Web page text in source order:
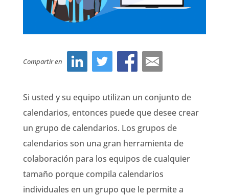
Compartir en
Si usted y su equipo utilizan un conjunto de
calendarios, entonces puede que desee crear
un grupo de calendarios. Los grupos de
calendarios son una gran herramienta de
colaboración para los equipos de cualquier
tamaño porque compila calendarios
individuales en un grupo que le permite a